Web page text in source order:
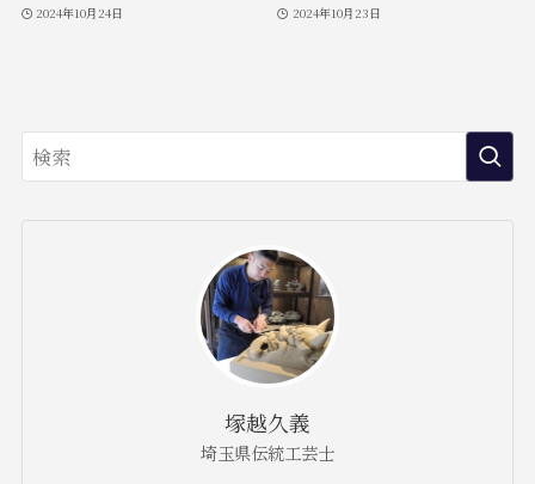
2024年10月24日 2024年10月23日
塚越久義
埼玉県伝統工芸士